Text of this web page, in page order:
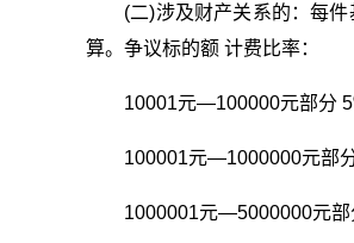
(二)涉及财产关系的：每
算。争议标的额 计费比率：
10001元—100000元部分
100001元—1000000元部
1000001元—5000000元部